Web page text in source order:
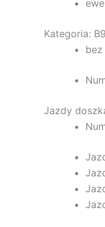
Kategoria:
Jazdy